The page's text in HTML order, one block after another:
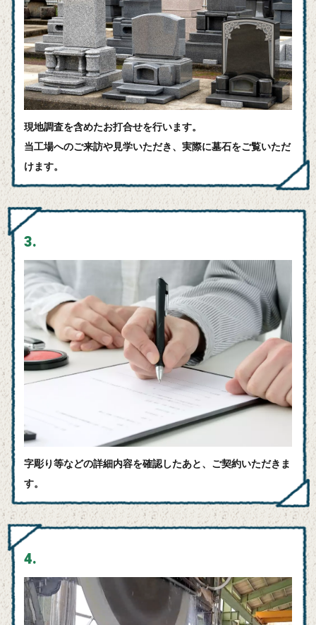
現地調査を含めたお打合せを行います。
当工場へのご来訪や見学いただき、実際に墓石をご覧いただ
けます。
3.
字彫り等などの詳細内容を確認したあと、ご契約いただきま
す。
4.